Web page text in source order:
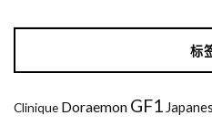
标
Clinique Doraemon GF1